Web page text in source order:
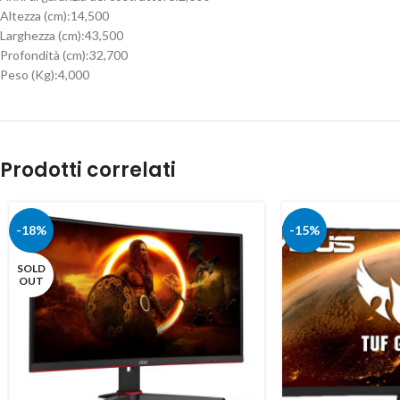
Altezza (cm):14,500
Larghezza (cm):43,500
Profondità (cm):32,700
Peso (Kg):4,000
Prodotti correlati
-18%
SOLD
OUT
-15%